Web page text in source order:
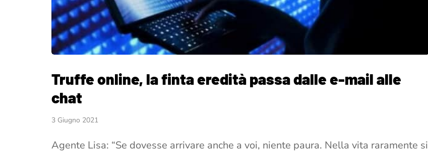
Truffe online, la finta eredità passa dalle e-mail alle
chat
3 Giugno 2021
Agente Lisa: “Se dovesse arrivare anche a voi, niente paura. Nella vita raramente si